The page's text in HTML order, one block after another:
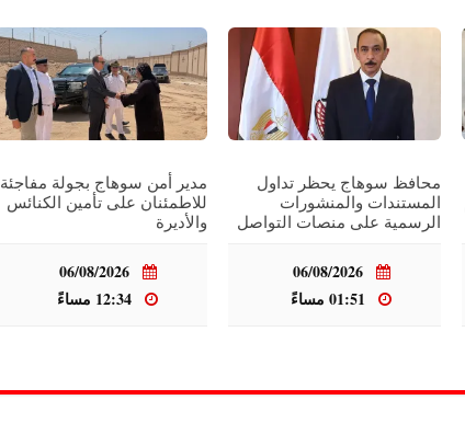
محافظ سوهاج يحظر تداول
المستندات والمنشورات
الرسمية على منصات التواصل
06/08/2026
مدير أمن سوهاج بجولة مفاجئة
للاطمئنان على تأمين الكنائس
والأديرة
06/08/2026